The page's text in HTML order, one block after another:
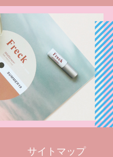
サイトマップ